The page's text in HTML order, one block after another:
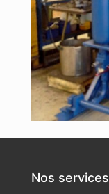
Nos services